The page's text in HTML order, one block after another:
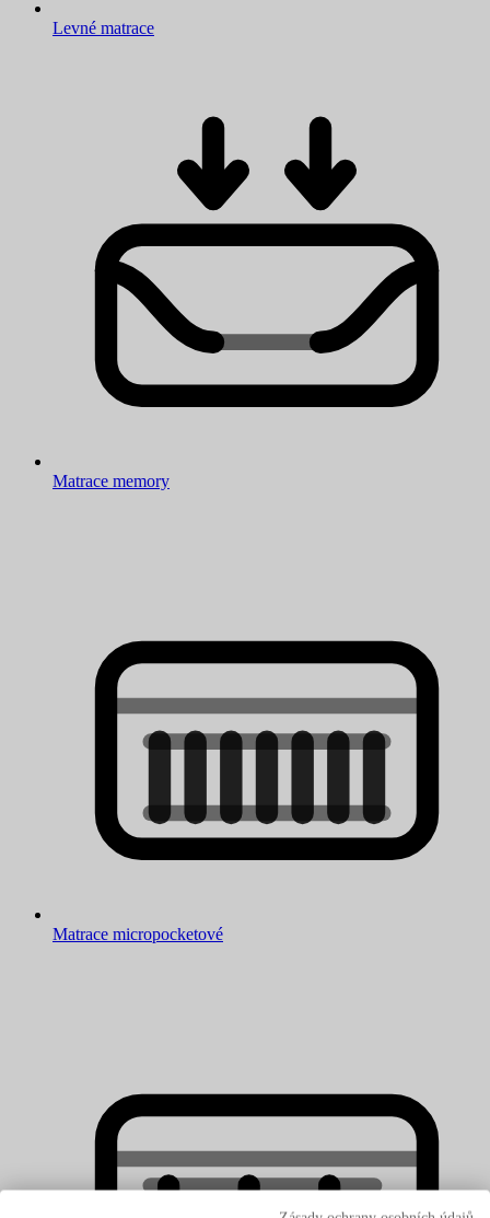
Levné matrace
Matrace memory
Matrace micropocketové